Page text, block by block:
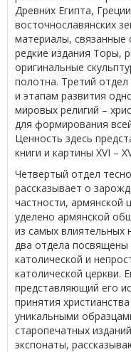
Древних Египта,
восточнославянских
материалы, связанные
редкие издания Торы,
оригинальные
полотна. Третий
и этапам развития
мировых религий –
для формирования
Ценность здесь
книги и картины XVI –
Четвертый отдел
рассказывает о
частности, армянской
уделено армянской
из самых влиятельных
два отдела
католической и
католической церкви.
представляющий его
принятия
уникальными
старопечатных
экспонаты,